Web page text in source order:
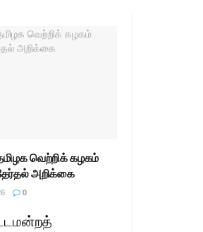
வெற்றிக் கழகம்
அறிக்கை
0